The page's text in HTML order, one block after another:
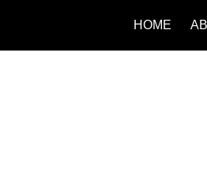
HOME